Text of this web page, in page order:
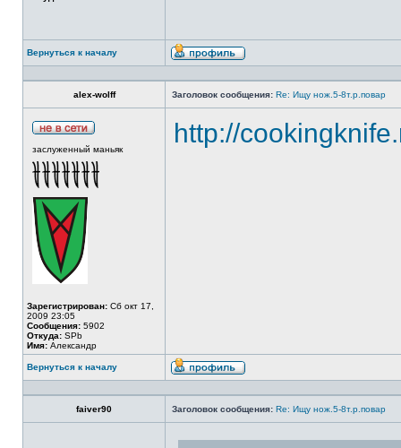
Вернуться к началу
alex-wolff Заголовок сообщения: Re: Ищу нож.5-8т.р.повар
заслуженный маньяк
Зарегистрирован: Сб окт 17,
2009 23:05
Сообщения: 5902
Откуда: SPb
Имя: Александр
http://
Вернуться к началу
faiver90 Заголовок сообщения: Re: Ищу нож.5-8т.р.повар